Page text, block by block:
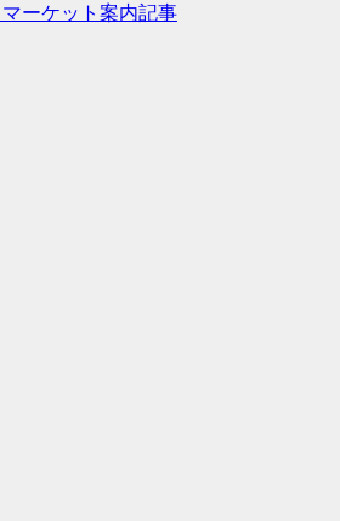
ーケット案内記事